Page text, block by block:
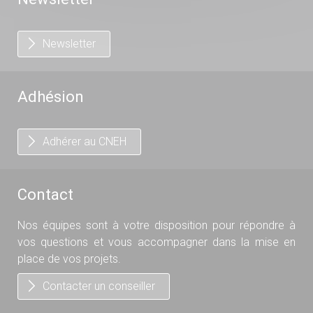
Newsletter
Adhésion
Adhérer au CNEH
Contact
Nos équipes sont à votre disposition pour répondre à
vos questions et vous accompagner dans la mise en
place de vos projets.
Contacter un conseiller